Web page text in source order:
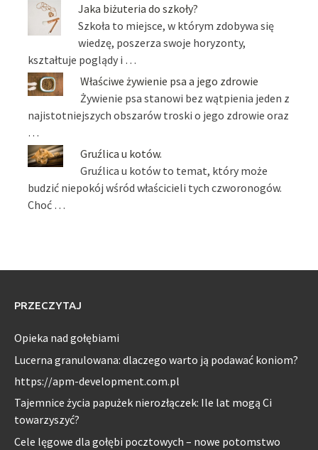
Jaka biżuteria do szkoły?
Szkoła to miejsce, w którym zdobywa się
wiedzę, poszerza swoje horyzonty,
kształtuje poglądy i …
Właściwe żywienie psa a jego zdrowie
Żywienie psa stanowi bez wątpienia jeden z
najistotniejszych obszarów troski o jego zdrowie oraz
…
Gruźlica u kotów.
Gruźlica u kotów to temat, który może
budzić niepokój wśród właścicieli tych czworonogów.
Choć …
PRZECZYTAJ
Opieka nad gołębiami
Lucerna granulowana: dlaczego warto ją podawać koniom?
https://apm-development.com.pl
Tajemnice życia papużek nierozłączek: Ile lat mogą Ci
towarzyszyć?
Cele lęgowe dla gołębi pocztowych – nowe potomstwo